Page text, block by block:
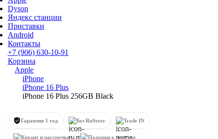
Dyson
Яндекс станции
Приставки
Android
Контакты
+7 (906) 630-10-91
Корзина
Apple
iPhone
iPhone 16 Plus
iPhone 16 Plus 256GB Black
Гарантия 1 год Без RuStore Trade IN
Кредит и рассрочка Подарки к покупке